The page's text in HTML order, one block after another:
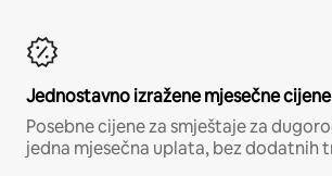
Jednostavno izražene mjesečne cijene
Posebne cijene za smještaje za
jedna mjesečna uplata, bez dodatnih